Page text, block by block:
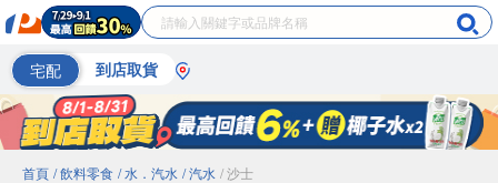
宅配 到店取貨
首頁 / 飲料零食 / 水．汽水 / 汽水 / 沙士